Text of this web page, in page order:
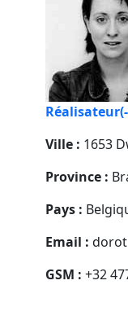
Ville : 1653
Province :
Pays :
Email :
GSM : +32